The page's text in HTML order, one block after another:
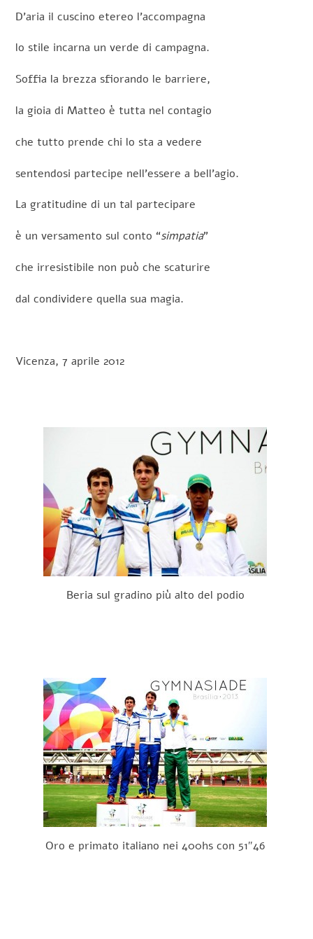
D’aria il cuscino etereo l’accompagna
lo stile incarna un verde di campagna.
Soffia la brezza sfiorando le barriere,
la gioia di Matteo è tutta nel contagio
che tutto prende chi lo sta a vedere
sentendosi partecipe nell’essere a bell’agio.
La gratitudine di un tal partecipare
è un versamento sul conto “simpatia”
che irresistibile non può che scaturire
dal condividere quella sua magia.
Vicenza, 7 aprile 2012
Beria sul gradino più alto del podio
Oro e primato italiano nei 400hs con 51″46